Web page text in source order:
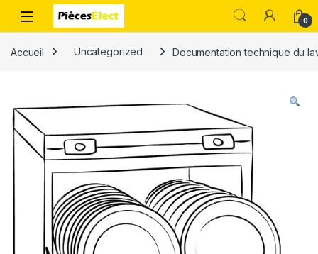
0
Accueil Uncategorized Documentation technique du